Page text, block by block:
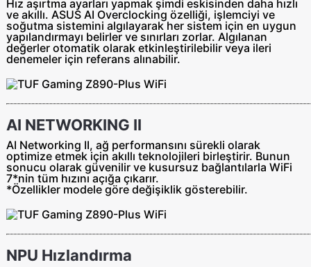
Hız aşırtma ayarları yapmak şimdi eskisinden daha hızlı
ve akıllı. ASUS AI Overclocking özelliği, işlemciyi ve
soğutma sistemini algılayarak her sistem için en uygun
yapılandırmayı belirler ve sınırları zorlar. Algılanan
değerler otomatik olarak etkinleştirilebilir veya ileri
denemeler için referans alınabilir.
AI NETWORKING II
AI Networking II, ağ performansını sürekli olarak
optimize etmek için akıllı teknolojileri birleştirir. Bunun
sonucu olarak güvenilir ve kusursuz bağlantılarla WiFi
7*nin tüm hızını açığa çıkarır.
*Özellikler modele göre değişiklik gösterebilir.
NPU Hızlandırma